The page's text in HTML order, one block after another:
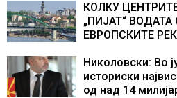
учесниците во
доживуваа овој
текот на
КОЛКУ
„ПИЈАТ“
ЕВРОПСКИТЕ
центри за
Николовски: Во
историски
од над 14